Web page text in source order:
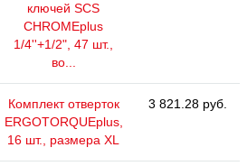
ключей SCS
CHROMEplus
1/4''+1/2", 47 шт.,
во...
Комплект отверток
ERGOTORQUEplus,
16 шт., размера ХL
3 821.28 руб.